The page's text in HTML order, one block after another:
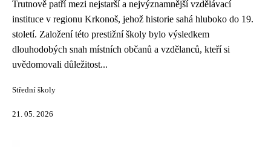
Trutnově patří mezi nejstarší a nejvýznamnější vzdělávací
instituce v regionu Krkonoš, jehož historie sahá hluboko do 19.
století. Založení této prestižní školy bylo výsledkem
dlouhodobých snah místních občanů a vzdělanců, kteří si
uvědomovali důležitost...
Střední školy
21. 05. 2026